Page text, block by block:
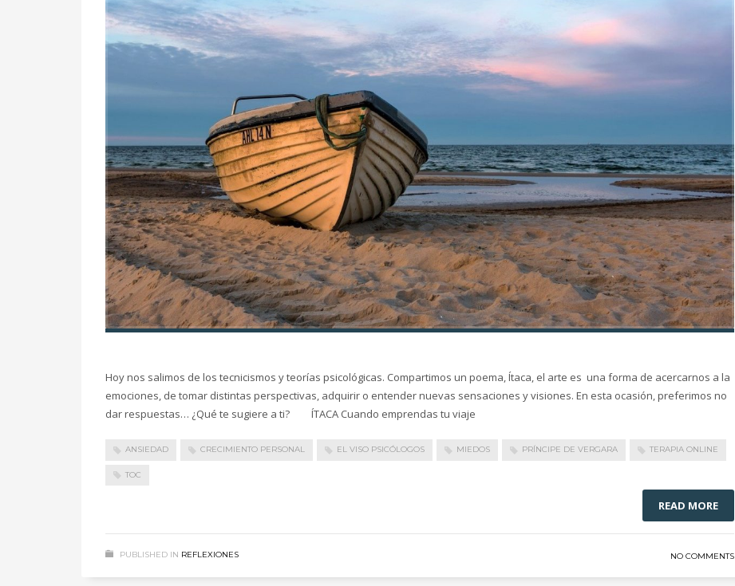
Hoy nos salimos de los tecnicismos y teorías psicológicas. Compartimos un poema, Ítaca, el arte es una forma de acercarnos a la
emociones, de tomar distintas perspectivas, adquirir o entender nuevas sensaciones y visiones. En esta ocasión, preferimos no
dar respuestas… ¿Qué te sugiere a ti? ÍTACA Cuando emprendas tu viaje
ANSIEDAD CRECIMIENTO PERSONAL EL VISO PSICÓLOGOS MIEDOS PRÍNCIPE DE VERGARA TERAPIA ONLINE
TOC
READ MORE
PUBLISHED IN REFLEXIONES NO COMMENTS